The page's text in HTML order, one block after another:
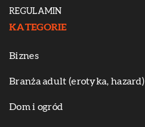
REGULAMIN
KATEGORIE
Biznes
Branża adult (erotyka, hazard)
Dom i ogród